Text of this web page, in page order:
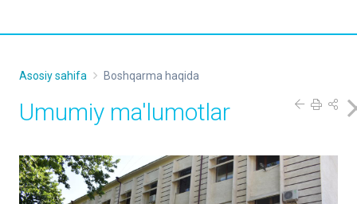
Asosiy sahifa Boshqarma haqida
Umumiy ma'lumotlar